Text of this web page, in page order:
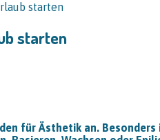
starten
starten
für Ästhetik an.